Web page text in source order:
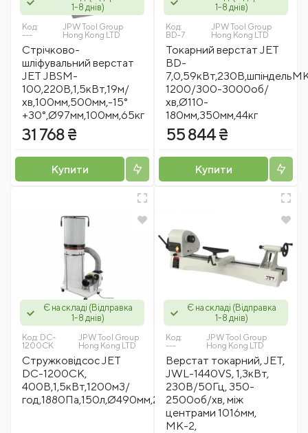
1-8 днів)
Код:
---
JPW Tool Group
Hong Kong LTD
Стрічково-
шліфувальний верстат
JET JBSM-
100,220В,1,5кВт,19м/
хв,100мм,500мм,-15°
+30°,Ø97мм,100мм,65кг
31 768 ₴
Купити
1-8 днів)
Код:
BD-7
JPW Tool Group
Hong Kong LTD
Токарний верстат JET
BD-
1200/300-3000об/
хв,Ø110-
180мм,350мм,44кг
55 844 ₴
Купити
Є на складі (Відправка
1-8 днів)
Код: DC-
1200СК
JPW Tool Group
Hong Kong LTD
Стружковідсос JET
DC-1200CK,
400В,1,5кВт,1200м3/
год,1880Па,150л,Ø490мм,2мкм,50кг
Є на складі (Відправка
1-8 днів)
Код:
---
JPW Tool Group
Hong Kong LTD
Верстат токарний, JET,
JWL-1440VS, 1,3кВт,
230В/50Гц, 350-
2500об/хв, між
центрами 1016мм,
МК-2,